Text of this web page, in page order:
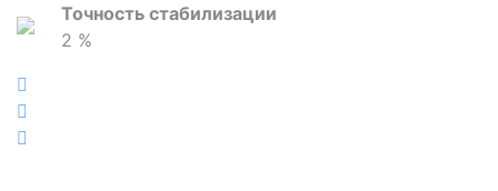
Точность стабилизации
2 %